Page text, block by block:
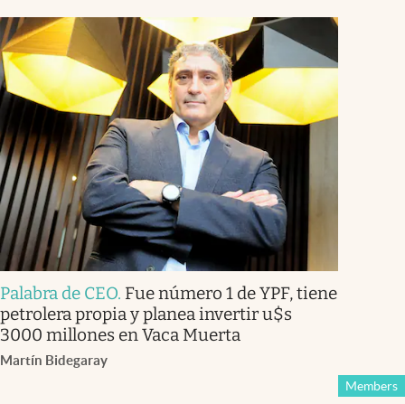
Palabra de CEO. Fue número 1 de YPF, tiene
petrolera propia y planea invertir u$s
3000 millones en Vaca Muerta
Martín Bidegaray
Members